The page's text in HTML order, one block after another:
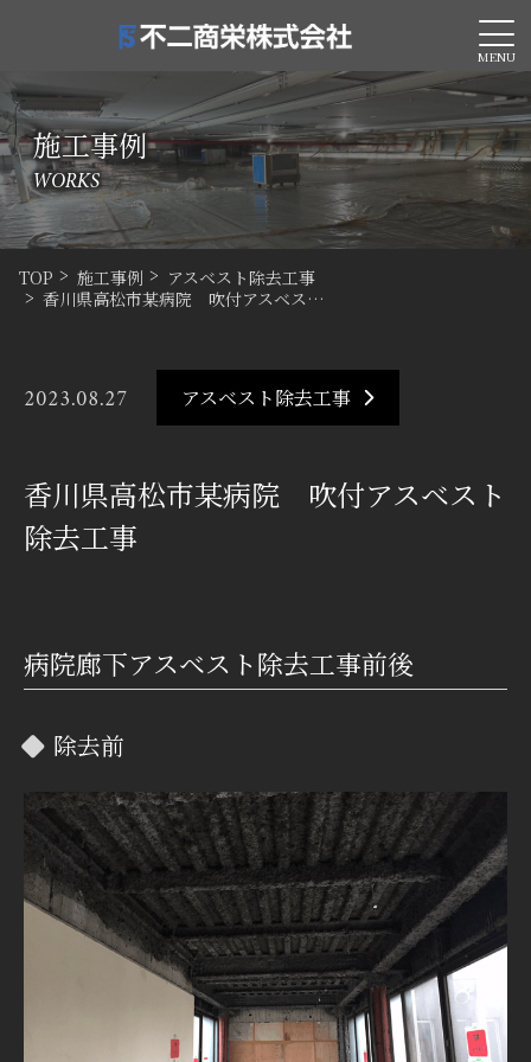
施工事例
WORKS
TOP 施工事例
アスベスト除去工事
香川県高松市某病院 吹付アスベス…
2023.08.27 アスベスト除去工事
香川県高松市某病院 吹付アスベスト
除去工事
病院廊下アスベスト除去工事前後
除去前
MENU